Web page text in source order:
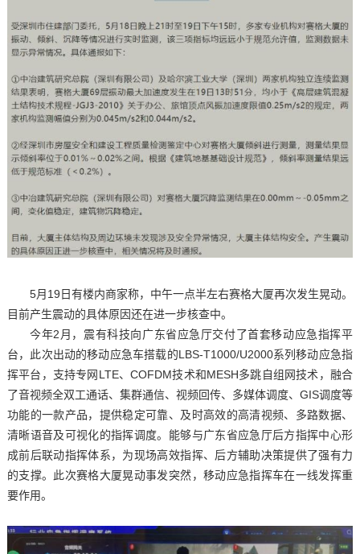
5月19日有楼内商家称，中午一点半左右赛格大厦再次发生晃动。
目前产生震动的具体原因还在进一步核查中。
今年2月，震有科技向广东省应急厅交付了首套移动应急指挥平
台，此次出动的移动应急车搭载的LBS-T1000/U2000系列移动应急指
挥平台，支持专网LTE、COFDM技术和MESH多跳自组网技术，融合
了音视频全双工通话、集群通信、视频回传、多媒体调度、GIS调度等
功能的一款产品，提供稳定可靠、及时高效的高清视频、多路数据、
清晰语音及可视化的指挥调度。能够与广东省应急厅后方指挥中心形
成前后联动指挥体系，为现场高效指挥、后方辅助决策提供了强有力
的支撑。此次赛格大厦晃动事发突然，移动应急指挥车在一线发挥重
要作用。